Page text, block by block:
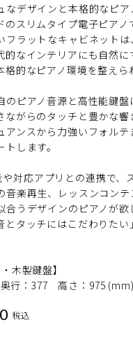
なデザインと本格的なピ
のスリムタイプ電子ピアノ
フラットなキャビネットは
的なインテリアにも自然に
格的なピアノ環境を整えら
のピアノ音源と高性能鍵盤
ながらのタッチと豊かな
アンスから力強いフォルテ
します。
対応アプリとの連携で、
音楽再生、レッスンコンテ
合うデザインのピアノが
とタッチにはこだわりた
木製鍵盤】
行：377 高さ：975
税込